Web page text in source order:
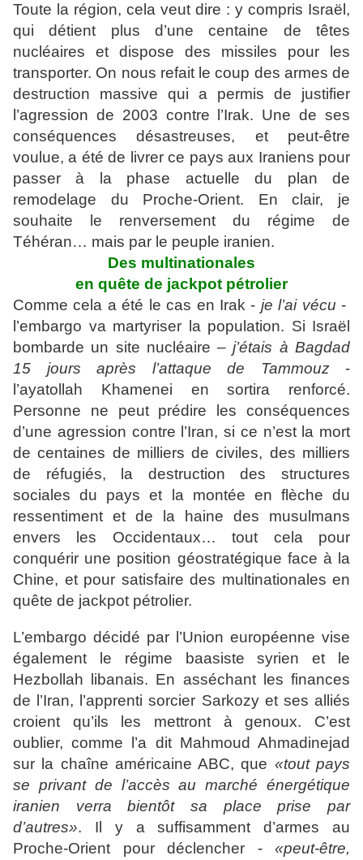
Toute la région, cela veut dire : y compris Israël,
qui détient plus d’une centaine de têtes
nucléaires et dispose des missiles pour les
transporter. On nous refait le coup des armes de
destruction massive qui a permis de justifier
l’agression de 2003 contre l’Irak. Une de ses
conséquences désastreuses, et peut-être
voulue, a été de livrer ce pays aux Iraniens pour
passer à la phase actuelle du plan de
remodelage du Proche-Orient. En clair, je
souhaite le renversement du régime de
Téhéran… mais par le peuple iranien.
Des multinationales
en quête de jackpot pétrolier
Comme cela a été le cas en Irak - je l’ai vécu -
l’embargo va martyriser la population. Si Israël
bombarde un site nucléaire –j’étais à Bagdad
15 jours après l’attaque de Tammouz-
l’ayatollah Khamenei en sortira renforcé.
Personne ne peut prédire les conséquences
d’une agression contre l’Iran, si ce n’est la mort
de centaines de milliers de civiles, des milliers
de réfugiés, la destruction des structures
sociales du pays et la montée en flèche du
ressentiment et de la haine des musulmans
envers les Occidentaux… tout cela pour
conquérir une position géostratégique face à la
Chine, et pour satisfaire des multinationales en
quête de jackpot pétrolier.
L’embargo décidé par l’Union européenne vise
également le régime baasiste syrien et le
Hezbollah libanais. En asséchant les finances
de l’Iran, l’apprenti sorcier Sarkozy et ses alliés
croient qu’ils les mettront à genoux. C’est
oublier, comme l’a dit Mahmoud Ahmadinejad
sur la chaîne américaine ABC, que «tout pays
se privant de l’accès au marché énergétique
iranien verra bientôt sa place prise par
d’autres». Il y a suffisamment d’armes au
Proche-Orient pour déclencher - «peut-être,